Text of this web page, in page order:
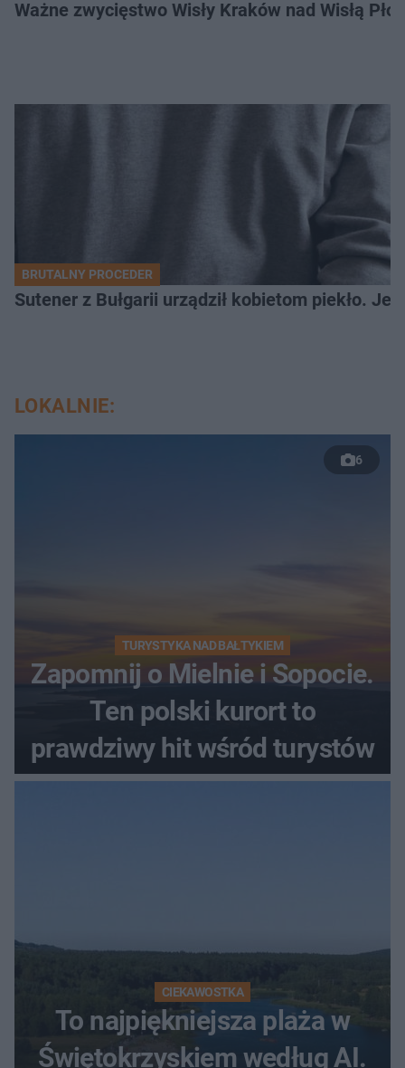
Ważne zwycięstwo Wisły Kraków nad Wisłą
BRUTALNY PROCEDER
Sutener z Bułgarii urządził kobietom piekło.
LOKALNIE:
6
TURYSTYKA NAD BAŁTYKIEM
Zapomnij o Mielnie i Sopocie.
Ten polski kurort to
prawdziwy hit wśród turystów
CIEKAWOSTKA
To najpiękniejsza plaża w
Świętokrzyskiem według AI.